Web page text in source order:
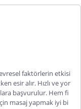
faktörlerin etkisi
esir alır. Hızlı ve yor
başvurulur. Hem fi
masaj yapmak iyi bi